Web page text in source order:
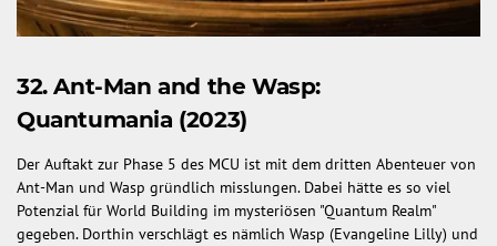
32. Ant-Man and the Wasp:
Quantumania (2023)
Der Auftakt zur Phase 5 des MCU ist mit dem dritten Abenteuer von
Ant-Man und Wasp gründlich misslungen. Dabei hätte es so viel
Potenzial für World Building im mysteriösen "Quantum Realm"
gegeben. Dorthin verschlägt es nämlich Wasp (Evangeline Lilly) und